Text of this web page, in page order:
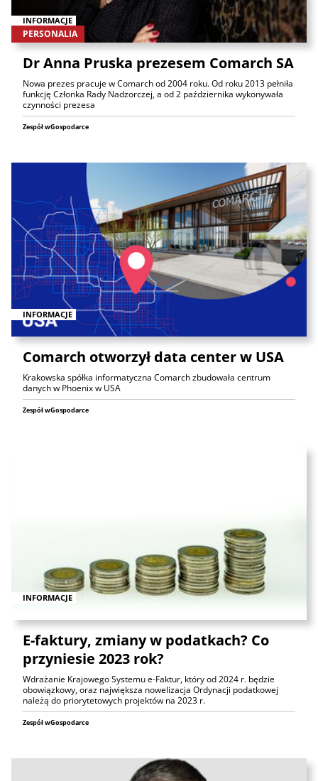
INFORMACJE
PERSONALIA
Dr Anna Pruska prezesem Comarch SA
Nowa prezes pracuje w Comarch od 2004 roku. Od roku 2013 pełniła
funkcję Członka Rady Nadzorczej, a od 2 października wykonywała
czynności prezesa
Zespół wGospodarce
INFORMACJE
Comarch otworzył data center w USA
Krakowska spółka informatyczna Comarch zbudowała centrum
danych w Phoenix w USA
Zespół wGospodarce
INFORMACJE
E-faktury, zmiany w podatkach? Co
przyniesie 2023 rok?
Wdrażanie Krajowego Systemu e-Faktur, który od 2024 r. będzie
obowiązkowy, oraz największa nowelizacja Ordynacji podatkowej
należą do priorytetowych projektów na 2023 r.
Zespół wGospodarce